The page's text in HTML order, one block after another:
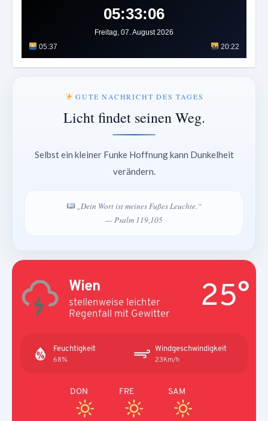
05:33:09
Freitag, 07. August 2026
05:37
20:22
GUTE NACHRICHT DES TAGES
Licht findet seinen Weg.
Selbst ein kleiner Funke Hoffnung kann Dunkelheit
verändern.
„Dein Wort ist meines Fußes Leuchte.“
— Psalm 119,105
Wien
stellenweise leichter
Regenfall mit Gewitter
25°
Feuchtigkeit
68%
Windgeschwindigkeit
23Km/h
DON FRE SAM